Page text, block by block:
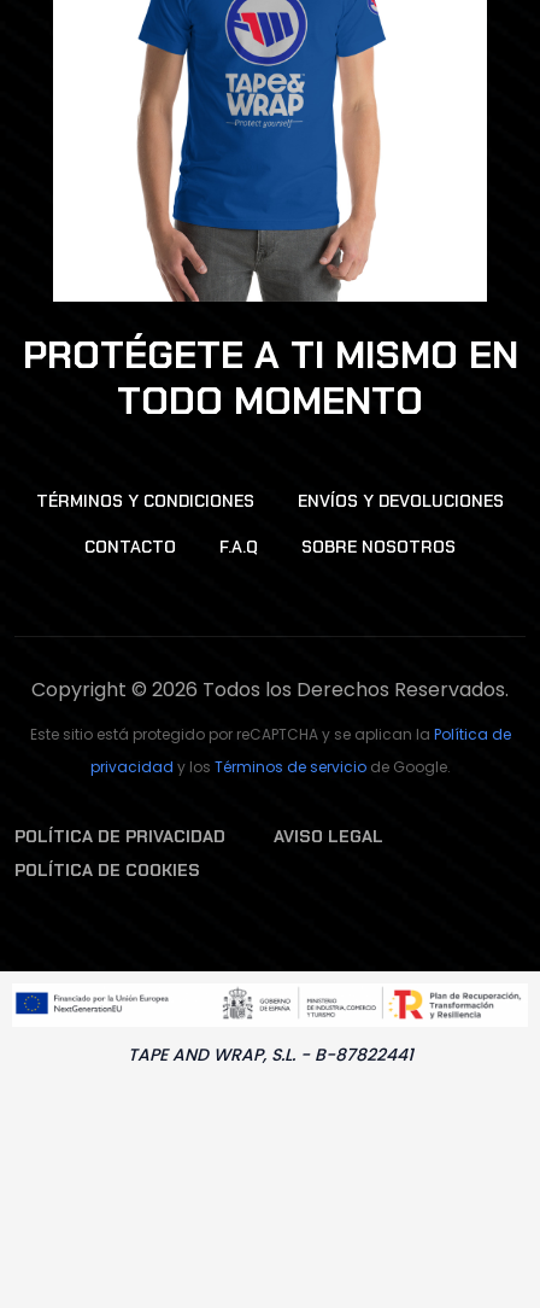
PROTÉGETE A TI MISMO EN
TODO MOMENTO
TÉRMINOS Y CONDICIONES ENVÍOS Y DEVOLUCIONES
CONTACTO F.A.Q SOBRE NOSOTROS
Copyright © 2026 Todos los Derechos Reservados.
Este sitio está protegido por reCAPTCHA y se aplican la Política de
privacidad y los Términos de serviciode Google.
POLÍTICA DE PRIVACIDAD
AVISO LEGAL
POLÍTICA DE COOKIES
TAPE AND WRAP, S.L. - B-87822441